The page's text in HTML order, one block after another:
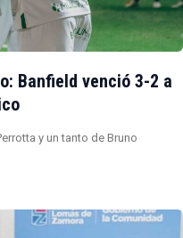
Banfield venció 3-2 a
y un tanto de Bruno